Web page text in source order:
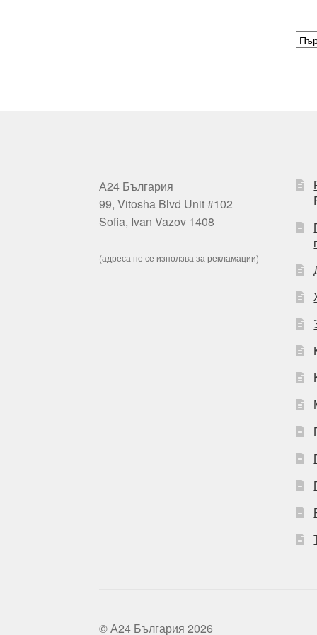
А24 България
99, Vitosha Blvd Unit #102
Sofia, Ivan Vazov 1408
(адреса не се използва за рекламации)
© А24 България 2026